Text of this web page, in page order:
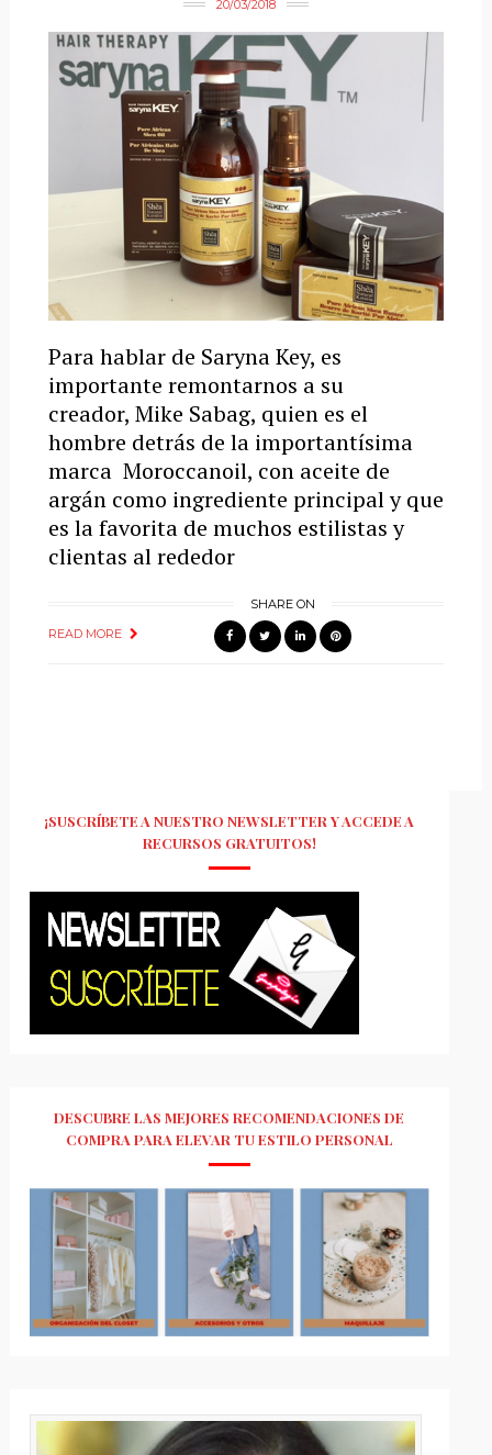
20/03/2018
Para hablar de Saryna Key, es
importante remontarnos a su
creador, Mike Sabag, quien es el
hombre detrás de la importantísima
marca Moroccanoil, con aceite de
argán como ingrediente principal y que
es la favorita de muchos estilistas y
clientas al rededor
READ MORE
SHARE ON
¡SUSCRÍBETE A NUESTRO NEWSLETTER Y ACCEDE A
RECURSOS GRATUITOS!
DESCUBRE LAS MEJORES RECOMENDACIONES DE
COMPRA PARA ELEVAR TU ESTILO PERSONAL